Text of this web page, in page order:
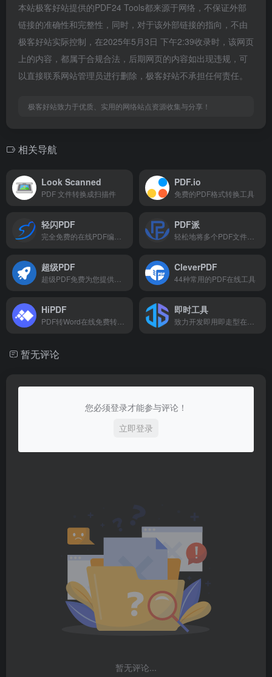
本站极客好站提供的PDF24 Tools都来源于网络，不保证外部
链接的准确性和完整性，同时，对于该外部链接的指向，不由
极客好站实际控制，在2025年5月3日 下午2:39收录时，该网页
上的内容，都属于合规合法，后期网页的内容如出现违规，可
以直接联系网站管理员进行删除，极客好站不承担任何责任。
极客好站致力于优质、实用的网络站点资源收集与分享！
相关导航
Look Scanned
PDF 文件转换成扫描件
PDF.io
免费的PDF格式转换工具
轻闪PDF PDF派
超级PDF CleverPDF
44种常用的PDF在线工具
HiPDF 即时工具
暂无评论
您必须登录才能参与评论！
立即登录
暂无评论...